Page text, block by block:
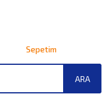
ARA
Sepetim